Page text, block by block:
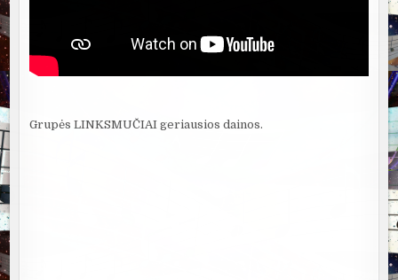
Grupės LINKSMUČIAI geriausios dainos.